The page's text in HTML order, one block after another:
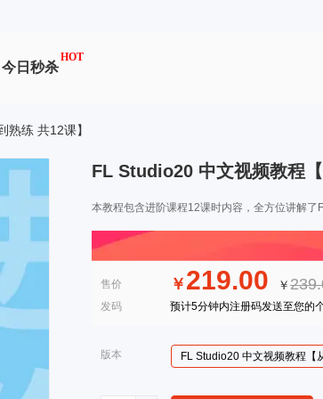
今日秒杀
HOT
练 共12课】
FL Studio20 中文视频教程
本教程包含进阶课程12课时内容，全方位讲解了
售价 ￥ 219.00 ￥
发码 预计5分钟内注册码发送至您的
版本 FL Studio20 中文视频教程【